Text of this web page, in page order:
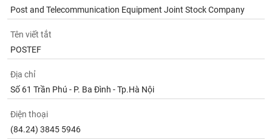
Post and Telecommunication Equipment Joint Stock Company
Tên viết tắt
POSTEF
Địa chỉ
Số 61 Trần Phú - P. Ba Đình - Tp.Hà Nội
Điện thoại
(84.24) 3845 5946